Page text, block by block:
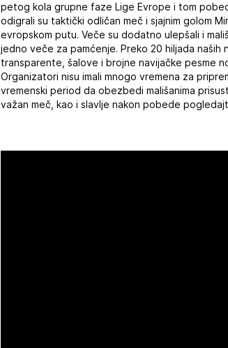
petog kola grupne faze Lige Evrope i tom
odigrali su taktički odličan meč i sjajnim golom
evropskom putu. Veče su dodatno ulepšali i
jedno veče za pamćenje. Preko 20 hiljada naših
transparente, šalove i brojne navijačke pesme
Organizatori nisu imali mnogo vremena za
vremenski period da obezbedi mališanima
važan meč, kao i slavlje nakon pobede